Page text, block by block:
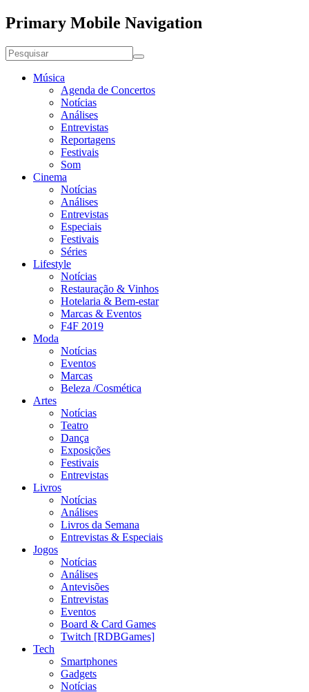
Primary Mobile Navigation
Música
Agenda de Concertos
Notícias
Análises
Entrevistas
Reportagens
Festivais
Som
Cinema
Notícias
Análises
Entrevistas
Especiais
Festivais
Séries
Lifestyle
Notícias
Restauração & Vinhos
Hotelaria & Bem-estar
Marcas & Eventos
F4F 2019
Moda
Notícias
Eventos
Marcas
Beleza /Cosmética
Artes
Notícias
Teatro
Dança
Exposições
Festivais
Entrevistas
Livros
Notícias
Análises
Livros da Semana
Entrevistas & Especiais
Jogos
Notícias
Análises
Antevisões
Entrevistas
Eventos
Board & Card Games
Twitch [RDBGames]
Tech
Smartphones
Gadgets
Notícias